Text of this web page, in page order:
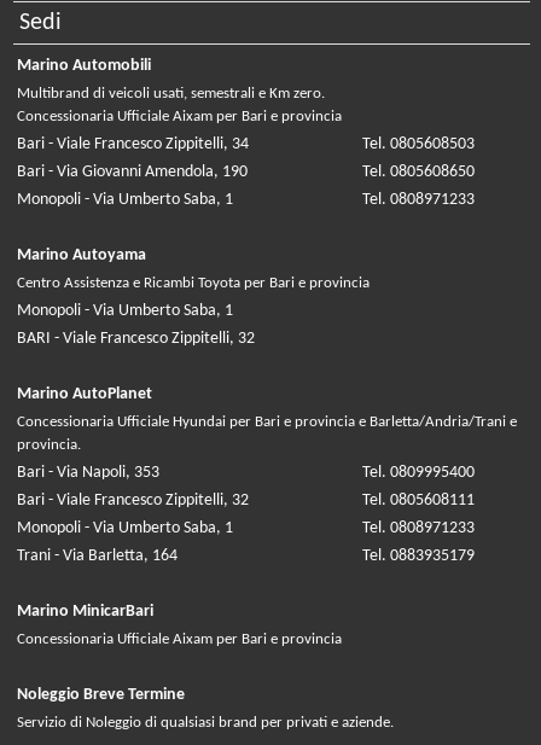
Sedi
Marino Automobili
Multibrand di veicoli usati, semestrali e Km zero.
Concessionaria Ufficiale Aixam per Bari e provincia
Bari - Viale Francesco Zippitelli, 34
Tel. 0805608503
Bari - Via Giovanni Amendola, 190
Tel. 0805608650
Monopoli - Via Umberto Saba, 1
Tel. 0808971233
Marino Autoyama
Centro Assistenza e Ricambi Toyota per Bari e provincia
Monopoli - Via Umberto Saba, 1
BARI - Viale Francesco Zippitelli, 32
Marino AutoPlanet
Concessionaria Ufficiale Hyundai per Bari e provincia e Barletta/Andria/Trani e
provincia.
Bari - Via Napoli, 353
Tel. 0809995400
Bari - Viale Francesco Zippitelli, 32
Tel. 0805608111
Monopoli - Via Umberto Saba, 1
Tel. 0808971233
Trani - Via Barletta, 164
Tel. 0883935179
Marino MinicarBari
Concessionaria Ufficiale Aixam per Bari e provincia
Noleggio Breve Termine
Servizio di Noleggio di qualsiasi brand per privati e aziende.